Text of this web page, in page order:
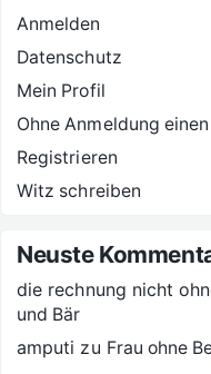
Anmelden
Datenschutz
Mein Profil
Ohne Anmeldung
Registrieren
Witz schreiben
Neuste
die rechnung nicht
und Bär
amputi zu Frau ohne